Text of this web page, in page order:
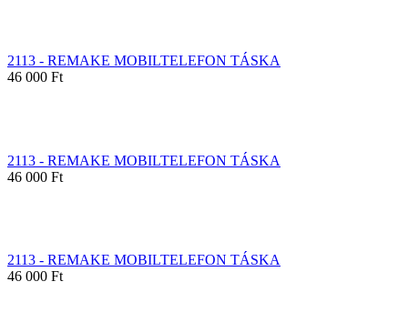
2113 - REMAKE MOBILTELEFON TÁSKA
46 000 Ft
2113 - REMAKE MOBILTELEFON TÁSKA
46 000 Ft
2113 - REMAKE MOBILTELEFON TÁSKA
46 000 Ft